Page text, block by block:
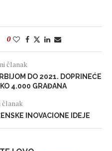
0
članak
DO 2021. DOPRINEĆE
4.000 GRAĐANA
članak
INOVACIONE IDEJE